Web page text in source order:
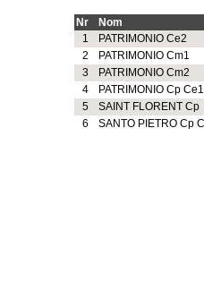
Nr
Nom
1
PATRIMONIO Ce2
2
PATRIMONIO Cm1
3
PATRIMONIO Cm2
4
PATRIMONIO Cp Ce1
5
SAINT FLORENT Cp
6
SANTO PIETRO Cp